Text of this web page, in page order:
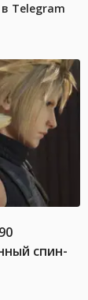
в Telegram
спин-